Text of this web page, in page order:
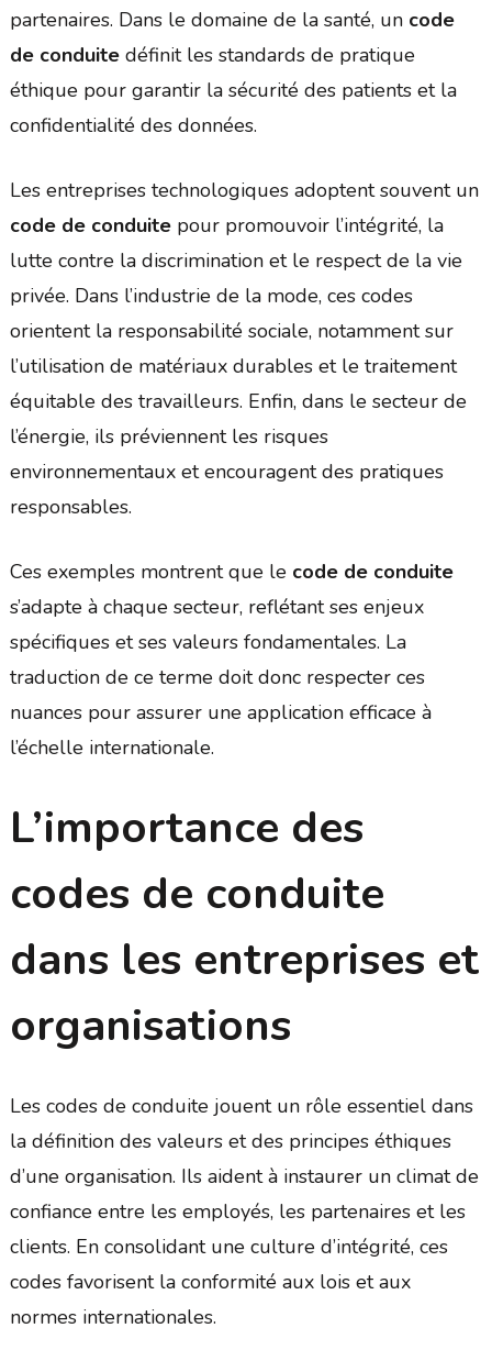
partenaires. Dans le domaine de la santé, un code
de conduitedéfinit les standards de pratique
éthique pour garantir la sécurité des patients et la
confidentialité des données.
Les entreprises technologiques adoptent souvent un
code de conduitepour promouvoir l’intégrité, la
lutte contre la discrimination et le respect de la vie
privée. Dans l’industrie de la mode, ces codes
orientent la responsabilité sociale, notamment sur
l’utilisation de matériaux durables et le traitement
équitable des travailleurs. Enfin, dans le secteur de
l’énergie, ils préviennent les risques
environnementaux et encouragent des pratiques
responsables.
Ces exemples montrent que le code de conduite
s’adapte à chaque secteur, reflétant ses enjeux
spécifiques et ses valeurs fondamentales. La
traduction de ce terme doit donc respecter ces
nuances pour assurer une application efficace à
l’échelle internationale.
L’importance des
codes de conduite
dans les entreprises et
organisations
Les codes de conduite jouent un rôle essentiel dans
la définition des valeurs et des principes éthiques
d’une organisation. Ils aident à instaurer un climat de
confiance entre les employés, les partenaires et les
clients. En consolidant une culture d’intégrité, ces
codes favorisent la conformité aux lois et aux
normes internationales.